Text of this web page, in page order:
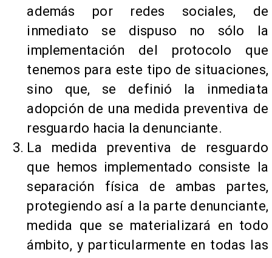
además por redes sociales, de
inmediato se dispuso no sólo la
implementación del protocolo que
tenemos para este tipo de situaciones,
sino que, se definió la inmediata
adopción de una medida preventiva de
resguardo hacia la denunciante.
La medida preventiva de resguardo
que hemos implementado consiste la
separación física de ambas partes,
protegiendo así a la parte denunciante,
medida que se materializará en todo
ámbito, y particularmente en todas las